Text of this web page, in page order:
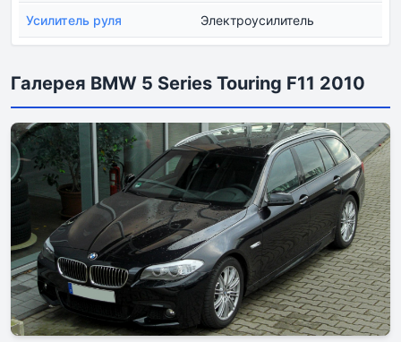
Усилитель руля Электроусилитель
Галерея BMW 5 Series Touring F11 2010